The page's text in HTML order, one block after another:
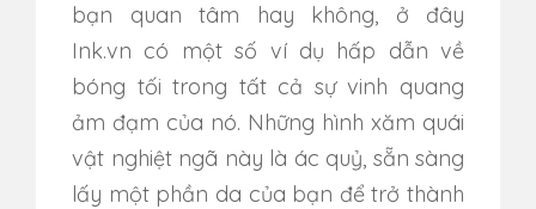
bạn quan tâm hay không, ở đây
Ink.vn có một số ví dụ hấp dẫn về
bóng tối trong tất cả sự vinh quang
ảm đạm của nó. Những hình xăm quái
vật nghiệt ngã này là ác quỷ, sẵn sàng
lấy một phần da của bạn để trở thành